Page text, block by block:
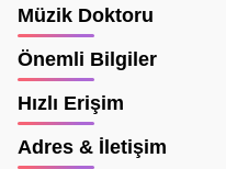
Müzik Doktoru
Önemli Bilgiler
Hızlı Erişim
Adres & İletişim